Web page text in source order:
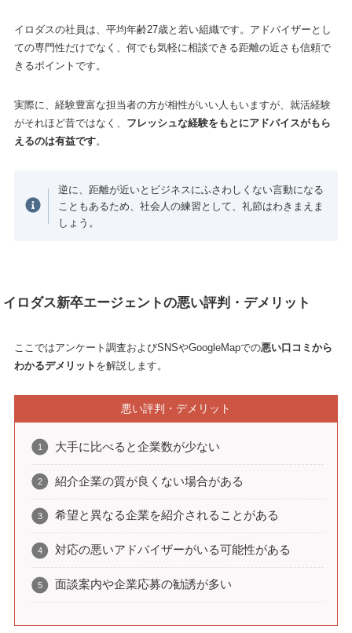
イロダスの社員は、平均年齢27歳と若い組織です。アドバイザーとし
ての専門性だけでなく、何でも気軽に相談できる距離の近さも信頼で
きるポイントです。
実際に、経験豊富な担当者の方が相性がいい人もいますが、就活経験
がそれほど昔ではなく、 フレッシュな経験をもとにアドバイスがもら
えるのは有益です。
逆に、距離が近いとビジネスにふさわしくない言動になる
こともあるため、社会人の練習として、礼節はわきまえま
しょう。
イロダス新卒エージェントの悪い評判・デメリット
ここではアンケート調査およびSNSやGoogleMapでの悪い口コミから
わかるデメリット を解説します。
悪い評判・デメリット
大手に比べると企業数が少ない
紹介企業の質が良くない場合がある
希望と異なる企業を紹介されることがある
対応の悪いアドバイザーがいる可能性がある
面談案内や企業応募の勧誘が多い